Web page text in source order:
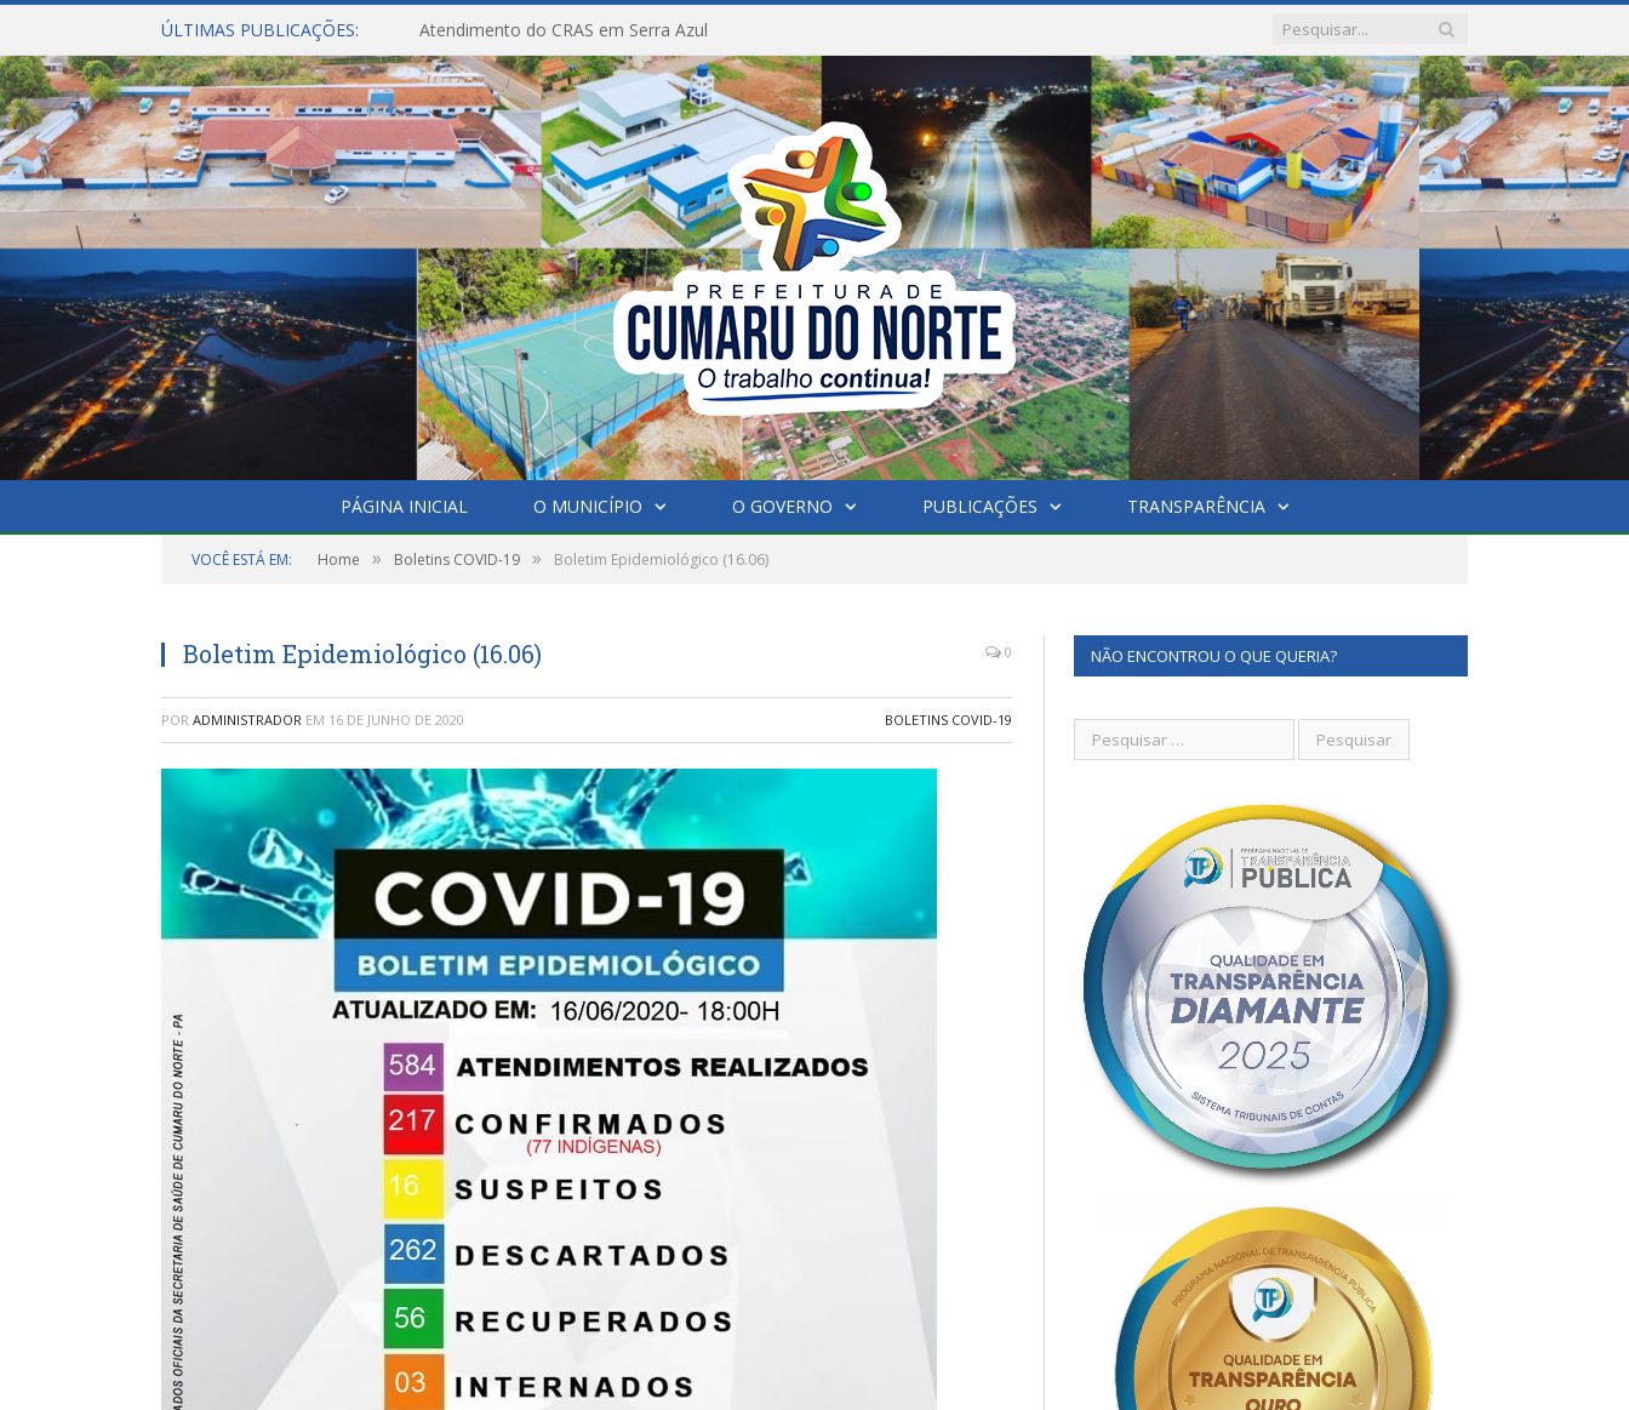
ÚLTIMAS PUBLICAÇÕES: Atendimento do CRAS em Serra Azul
PÁGINA INICIAL O MUNICÍPIO O GOVERNO PUBLICAÇÕES TRANSPARÊNCIA
VOCÊ ESTÁ EM: Home » Boletins COVID-19 » Boletim Epidemiológico (16.06)
Boletim Epidemiológico (16.06) 0
POR ADMINISTRADOR EM 16 DE JUNHO DE 2020 BOLETINS COVID-19
NÃO ENCONTROU O QUE QUERIA?